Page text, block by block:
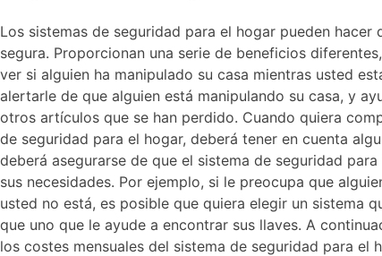
Los sistemas de seguridad para el hogar pueden hacer
segura. Proporcionan una serie de beneficios
ver si alguien ha manipulado su casa mientras usted
alertarle de que alguien está manipulando su casa, y
otros artículos que se han perdido. Cuando quiera
de seguridad para el hogar, deberá tener en cuenta
deberá asegurarse de que el sistema de seguridad
sus necesidades. Por ejemplo, si le preocupa que
usted no está, es posible que quiera elegir un sistema
que uno que le ayude a encontrar sus llaves. A
los costes mensuales del sistema de seguridad para el